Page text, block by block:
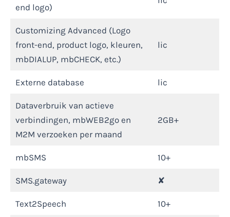
end logo)
Customizing Advanced (Logo
front-end, product logo, kleuren,
mbDIALUP, mbCHECK, etc.)
lic
Externe database lic
Dataverbruik van actieve
verbindingen, mbWEB2go en
M2M verzoeken per maand
2GB+
mbSMS 10+
SMS.gateway ✘
Text2Speech 10+